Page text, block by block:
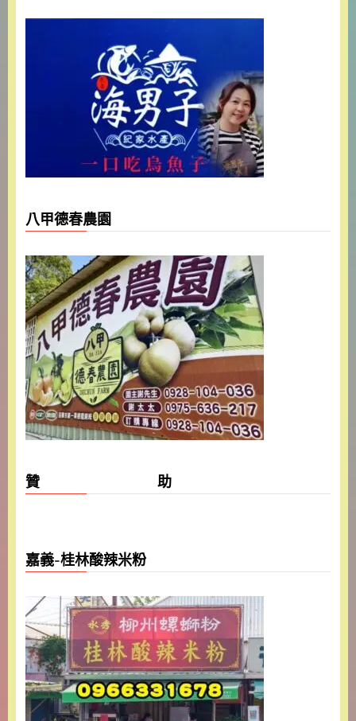
八甲德春農園
贊 助
嘉義-桂林酸辣米粉